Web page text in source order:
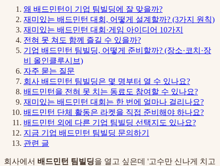
왜 배드민턴이 기업 팀빌딩에 잘 맞을까?
재미있는 배드민턴 대회, 어떻게 설계할까? (3가지 원칙)
재미있는 배드민턴 대회·게임 아이디어 10가지
전혀 못 쳐도 함께 즐길 수 있을까?
기업 배드민턴 팀빌딩, 어떻게 준비할까? (장소·코치·장
비 올인클루시브)
자주 묻는 질문
회사 배드민턴 팀빌딩은 몇 명부터 열 수 있나요?
배드민턴을 전혀 못 치는 동료도 참여할 수 있나요?
재미있는 배드민턴 대회는 한 번에 얼마나 걸리나요?
배드민턴 단체 활동은 라켓을 직접 준비해야 하나요?
배드민턴 외에 다른 기업 팀빌딩 선택지도 있나요?
지금 기업 배드민턴 팀빌딩 문의하기
관련 글
회사에서 배드민턴 팀빌딩을 열고 싶은데 '고수만 신나게 치고